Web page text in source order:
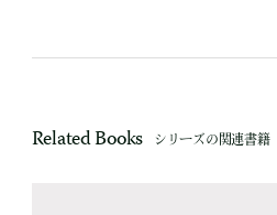
Related Books シリーズの関連書籍